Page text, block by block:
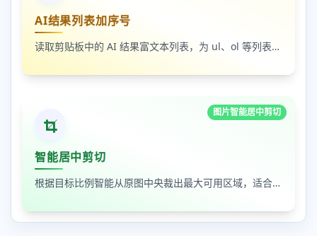
AI结果列表加序号
读取剪贴板中的 AI 结果富文本列表，为 ul、ol 等列表自动补 1-N 序号，支持富文本和纯文本输出
图片智能居中剪切
智能居中剪切
根据目标比例智能从原图中央裁出最大可用区域，适合封面图、缩略图和平台尺寸适配